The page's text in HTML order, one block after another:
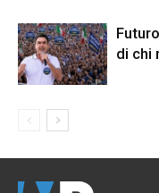
di chi